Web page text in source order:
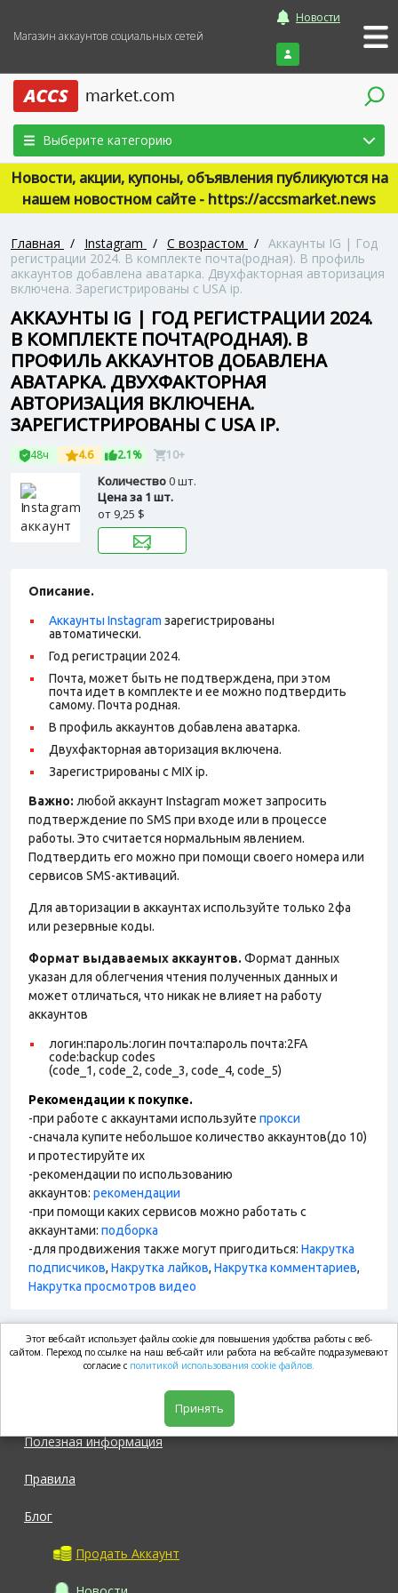
Магазин аккаунтов социальных сетей
Новости
Войти
Выберите категорию
Новости, акции, купоны, объявления публикуются на
нашем новостном сайте - https://accsmarket.news
Главная / Instagram / С возрастом / Аккаунты IG | Год
регистрации 2024. В комплекте почта(родная). В профиль
аккаунтов добавлена аватарка. Двухфакторная авторизация
включена. Зарегистрированы с USA ip.
АККАУНТЫ IG | ГОД РЕГИСТРАЦИИ 2024.
В КОМПЛЕКТЕ ПОЧТА(РОДНАЯ). В
ПРОФИЛЬ АККАУНТОВ ДОБАВЛЕНА
АВАТАРКА. ДВУХФАКТОРНАЯ
АВТОРИЗАЦИЯ ВКЛЮЧЕНА.
ЗАРЕГИСТРИРОВАНЫ С USA IP.
48ч 4.6 2.1% 10+
Количество0 шт.
Цена за 1 шт.
от 9,25 $
Описание.
Аккаунты Instagram зарегистрированы
автоматически.
Год регистрации 2024.
Почта, может быть не подтверждена, при этом
почта идет в комплекте и ее можно подтвердить
самому. Почта родная.
В профиль аккаунтов добавлена аватарка.
Двухфакторная авторизация включена.
Зарегистрированы с MIX ip.
Важно: любой аккаунт Instagram может запросить
подтверждение по SMS при входе или в процессе
работы. Это считается нормальным явлением.
Подтвердить его можно при помощи своего номера или
сервисов SMS-активаций.
Для авторизации в аккаунтах используйте только 2фа
или резервные коды.
Формат выдаваемых аккаунтов. Формат данных
указан для облегчения чтения полученных данных и
может отличаться, что никак не влияет на работу
аккаунтов
логин:пароль:логин почта:пароль почта:2FA
code:backup codes
(code_1, code_2, code_3, code_4, code_5)
Рекомендации к покупке.
-при работе с аккаунтами используйте прокси
-сначала купите небольшое количество аккаунтов(до 10)
и протестируйте их
-рекомендации по использованию
аккаунтов: рекомендации
-при помощи каких сервисов можно работать с
аккаунтами: подборка
-для продвижения также могут пригодиться: Накрутка
подписчиков, Накрутка лайков, Накрутка комментариев,
Накрутка просмотров видео
market.com
Полезная информация
Правила
Блог
Продать Аккаунт
Этот веб-сайт использует файлы cookie для повышения удобства работы с веб-
сайтом. Переход по ссылке на наш веб-сайт или работа на веб-сайте подразумевают
согласие с политикой использования cookie файлов.
Принять